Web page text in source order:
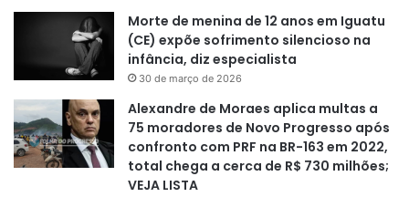
Morte de menina de 12 anos em Iguatu
(CE) expõe sofrimento silencioso na
infância, diz especialista
30 de março de 2026
Alexandre de Moraes aplica multas a
75 moradores de Novo Progresso após
confronto com PRF na BR-163 em 2022,
total chega a cerca de R$ 730 milhões;
VEJA LISTA